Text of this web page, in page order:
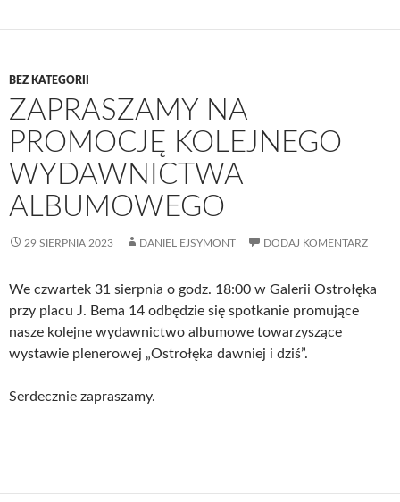
BEZ KATEGORII
ZAPRASZAMY NA
PROMOCJĘ KOLEJNEGO
WYDAWNICTWA
ALBUMOWEGO
29 SIERPNIA 2023 DANIEL EJSYMONT DODAJ KOMENTARZ
We czwartek 31 sierpnia o godz. 18:00 w Galerii Ostrołęka
przy placu J. Bema 14 odbędzie się spotkanie promujące
nasze kolejne wydawnictwo albumowe towarzyszące
wystawie plenerowej „Ostrołęka dawniej i dziś”.
Serdecznie zapraszamy.